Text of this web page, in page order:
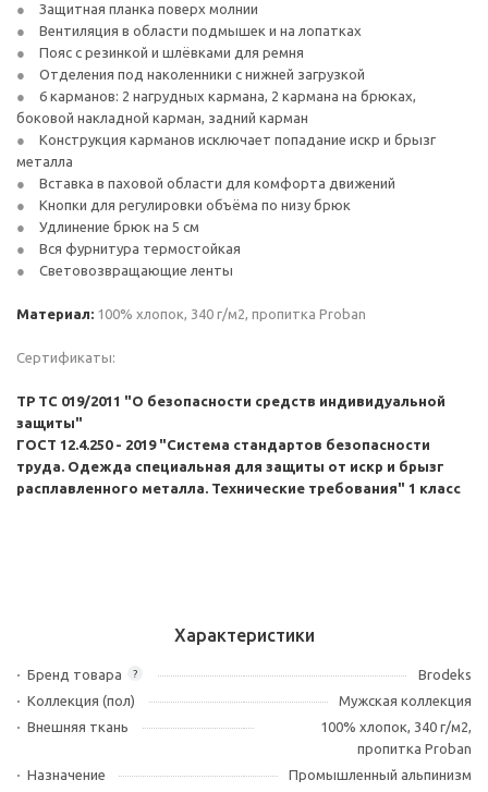
Защитная планка поверх молнии
Вентиляция в области подмышек и на лопатках
Пояс с резинкой и шлёвками для ремня
Отделения под наколенники с нижней загрузкой
6 карманов: 2 нагрудных кармана, 2 кармана на брюках,
боковой накладной карман, задний карман
Конструкция карманов исключает попадание искр и брызг
металла
Вставка в паховой области для комфорта движений
Кнопки для регулировки объёма по низу брюк
Удлинение брюк на 5 см
Вся фурнитура термостойкая
Световозвращающие ленты
Материал: 100% хлопок, 340 г/м2, пропитка Proban
Сертификаты:
ТР ТС 019/2011 "О безопасности средств индивидуальной
защиты"
ГОСТ 12.4.250 - 2019 "Система стандартов безопасности
труда. Одежда специальная для защиты от искр и брызг
расплавленного металла. Технические требования" 1 класс
Характеристики
?
Бренд товара
Brodeks
Коллекция (пол)
Мужская коллекция
Внешняя ткань
100% хлопок, 340 г/м2,
пропитка Proban
Назначение
Промышленный альпинизм